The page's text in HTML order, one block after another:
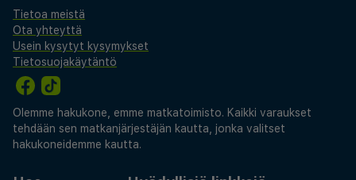
Tietoa meistä
Ota yhteyttä
Usein kysytyt kysymykset
Tietosuojakäytäntö
Olemme hakukone, emme matkatoimisto. Kaikki varaukset
tehdään sen matkanjärjestäjän kautta, jonka valitset
hakukoneidemme kautta.